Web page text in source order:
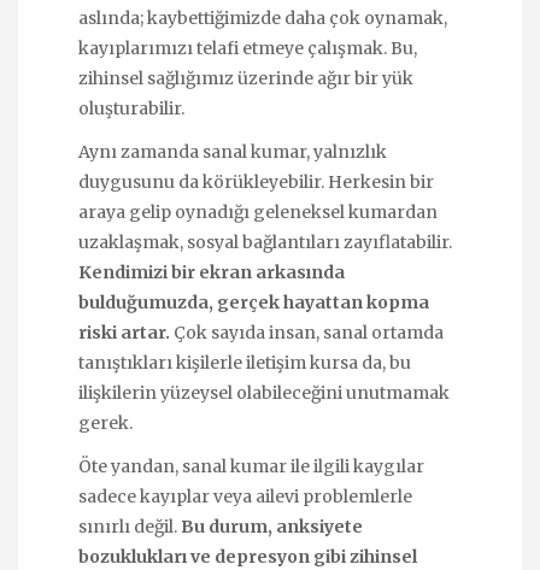
aslında; kaybettiğimizde daha çok oynamak,
kayıplarımızı telafi etmeye çalışmak. Bu,
zihinsel sağlığımız üzerinde ağır bir yük
oluşturabilir.
Aynı zamanda sanal kumar, yalnızlık
duygusunu da körükleyebilir. Herkesin bir
araya gelip oynadığı geleneksel kumardan
uzaklaşmak, sosyal bağlantıları zayıflatabilir.
Kendimizi bir ekran arkasında
bulduğumuzda, gerçek hayattan kopma
riski artar. Çok sayıda insan, sanal ortamda
tanıştıkları kişilerle iletişim kursa da, bu
ilişkilerin yüzeysel olabileceğini unutmamak
gerek.
Öte yandan, sanal kumar ile ilgili kaygılar
sadece kayıplar veya ailevi problemlerle
sınırlı değil. Bu durum, anksiyete
bozuklukları ve depresyon gibi zihinsel